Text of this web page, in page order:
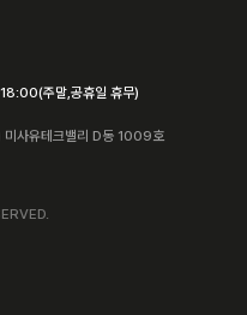
주말,공휴일 휴무)
미사유테크밸리 D동 1009호